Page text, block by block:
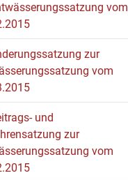
vom
zur
vom
und
zur
vom